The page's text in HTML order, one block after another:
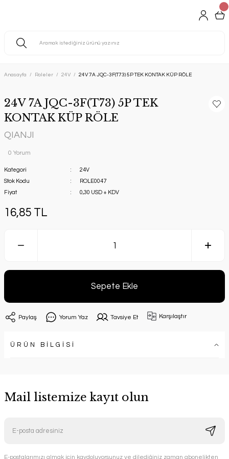
Anasayfa Roleler 24V 24V 7A JQC-3F(T73) 5P TEK KONTAK KÜP RÖLE
24V 7A JQC-3F(T73) 5P TEK
KONTAK KÜP RÖLE
QIANJI
0 Yorum
Kategori
24V
Stok Kodu
ROLE0047
Fiyat
0,30 USD + KDV
16,85 TL
Sepete Ekle
Paylaş Yorum Yaz Tavsiye Et Karşılaştır
ÜRÜN BİLGİSİ
Mail listemize kayıt olun
E-postalarımızı almak için kaydoluyorsunuz ve dilediğiniz zaman abonelikten